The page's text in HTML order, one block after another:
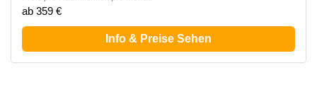
ab 359 €
Info & Preise Sehen